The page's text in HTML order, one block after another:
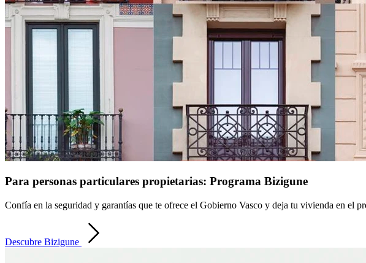
Para personas particulares propietarias: Programa Bizigune
Confía en la seguridad y garantías que te ofrece el Gobierno Vasco y deja tu vivienda en el
Descubre Bizigune